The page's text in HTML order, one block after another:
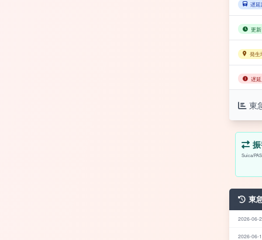
遅延
更
発生
遅
東
Suica/
東
2026-06-
2026-06-